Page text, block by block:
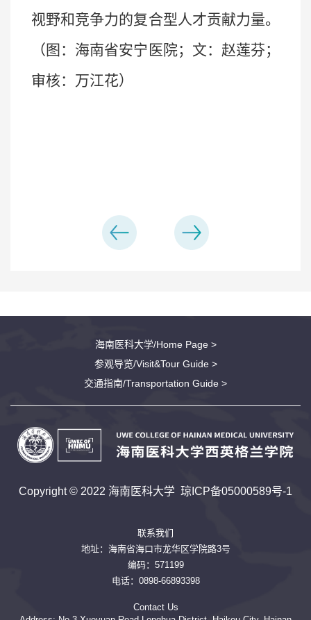
视野和竞争力的复合型人才贡献力量。
（图：海南省安宁医院；文：赵莲芬；
审核：万江花）
海南医科大学/Home Page >
参观导览/Visit&Tour Guide >
交通指南/Transportation Guide >
Copyright © 2022 海南医科大学 琼ICP备05000589号-1
联系我们
地址：海南省海口市龙华区学院路3号
编码：571199
电话：0898-66893398
Contact Us